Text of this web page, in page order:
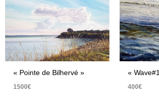
« Pointe de Bilhervé »
1500€
«
400€